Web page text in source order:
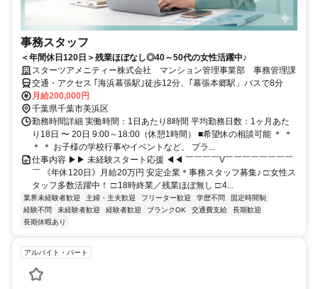
事務スタッフ
＜年間休日120日＞残業ほぼなし◎40～50代の女性活躍中♪
スターツアメニティー株式会社 マンション管理事業部 事務管理課
交通・アクセス ｢海浜幕張駅｣徒歩12分、｢幕張本郷駅」バスで8分
月給200,000円
千葉県千葉市美浜区
勤務時間詳細 実働時間：1日あたり8時間 平均勤務日数：1ヶ月あた
り18日 〜 20日 9:00～18:00（休憩1時間） ■希望休の相談可能 ＊ ＊
＊ ＊ お子様の学校行事やイベントなど、 プラ...
仕事内容 ▶▶ 未経験スタート応援 ◀◀ ￣￣￣￣V￣￣￣￣￣￣￣￣
￣ 《年休120日》月給20万円 安定企業＊事務スタッフ募集♪ □:女性ス
タッフ多数活躍中！ □:18時終業／残業ほぼ無し □:4...
業界未経験者歓迎 主婦・主夫歓迎 フリーター歓迎 学歴不問
固定時間制
経験不問
未経験者歓迎 経験者歓迎 ブランクOK 交通費支給
長期歓迎
長期休暇あり
アルバイト・パート